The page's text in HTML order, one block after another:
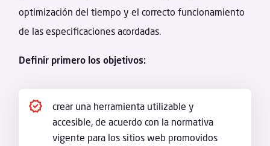
optimización del tiempo y el correcto funcionamiento
de las especificaciones acordadas.
Definir primero los objetivos:
crear una herramienta utilizable y
accesible, de acuerdo con la normativa
vigente para los sitios web promovidos